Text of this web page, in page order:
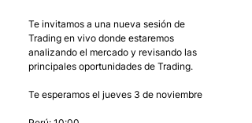
Te invitamos a una nueva sesión de
Trading en vivo donde estaremos
analizando el mercado y revisando las
principales oportunidades de Trading.
Te esperamos el jueves 3 de noviembre